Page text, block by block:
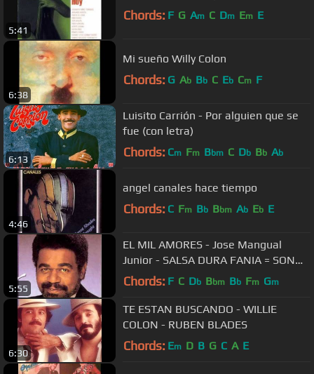
5:41
Chords: F G Am C Dm Em E
6:38
Mi sueño Willy Colon
Chords: G Ab Bb C Eb Cm F
6:13
Luisito Carrión - Por alguien que se
fue (con letra)
Chords: Cm Fm Bbm C Db Bb Ab
4:46
angel canales hace tiempo
Chords: C Fm Bb Bbm Ab Eb E
5:55
EL MIL AMORES - Jose Mangual
Junior - SALSA DURA FANIA = SON
BORICUA
Chords: F C Db Bbm Bb Fm Gm
6:30
TE ESTAN BUSCANDO - WILLIE
COLON - RUBEN BLADES
Chords: Em D B G C A E